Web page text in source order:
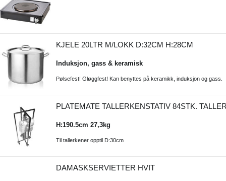
KJELE 20LTR M/LOKK D:32CM H:28CM
Induksjon, gass & keramisk
Pølsefest! Gløggfest! Kan benyttes på keramikk, induksjon og gass.
PLATEMATE TALLERKENSTATIV 84STK.
H:190.5cm 27,3kg
Til tallerkener opptil D:30cm
DAMASKSERVIETTER HVIT